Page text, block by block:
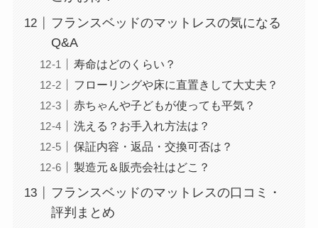
フランスベッドのマットレスの気になる
Q&A
寿命はどのくらい？
フローリングや床に直置きして大丈夫？
赤ちゃんや子どもが使っても平気？
洗える？お手入れ方法は？
保証内容・返品・交換可否は？
製造元＆販売会社はどこ？
フランスベッドのマットレスの口コミ・
評判まとめ